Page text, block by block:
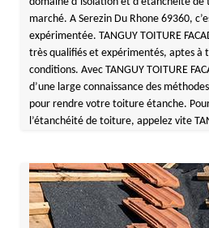
marché. A Serezin Du Rhone 69360,
expérimentée. TANGUY TOITURE
très qualifiés et expérimentés, aptes à
conditions. Avec TANGUY TOITURE
d’une large connaissance des
pour rendre votre toiture étanche.
l’étanchéité de toiture, appelez vite